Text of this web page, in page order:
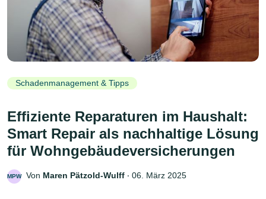
Schadenmanagement & Tipps
Effiziente Reparaturen im Haushalt:
Smart Repair als nachhaltige Lösung
für Wohngebäudeversicherungen
MPW Von Maren Pätzold-Wulff ‧ 06. März 2025